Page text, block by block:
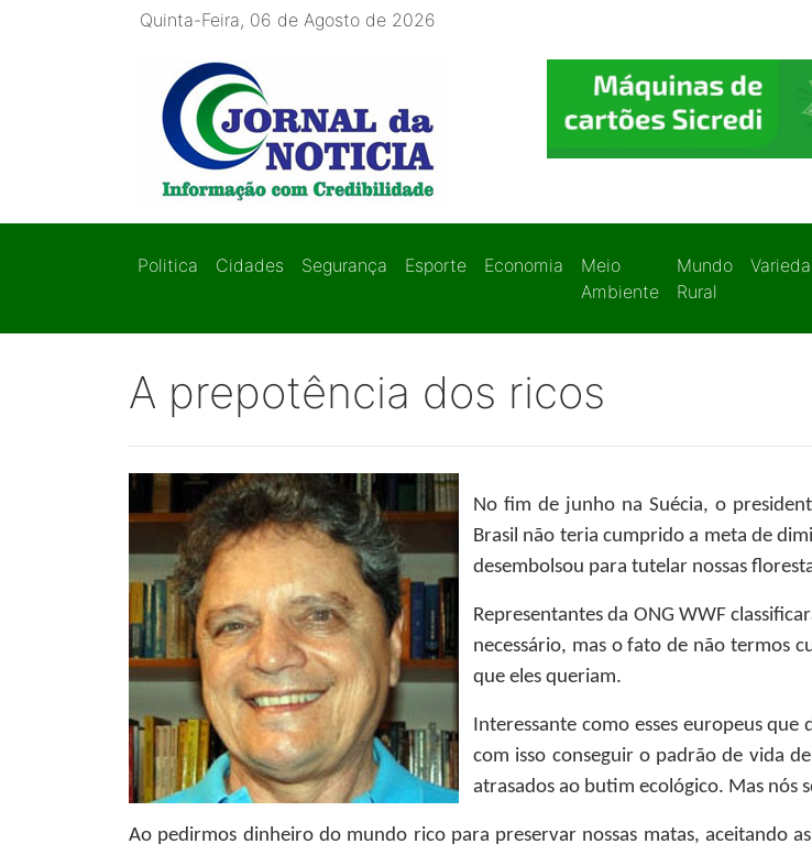
Quinta-Feira, 06 de Agosto de 2026
Politica Cidades Segurança Esporte Economia
Meio
Ambiente
Mundo
Rural
A prepotência dos ricos
No fim de junho na Suécia, o
Brasil não teria cumprido a meta de
desembolsou para tutelar nossas
Representantes da ONG WWF
necessário, mas o fato de não termos
que eles queriam.
Interessante como esses europeus
com isso conseguir o padrão de vida
atrasados ao butim ecológico. Mas nós
Ao pedirmos dinheiro do mundo rico para preservar nossas matas, aceitando